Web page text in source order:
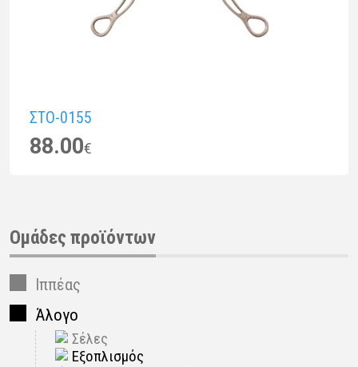
ΣTO-0155
88.00€
Ομάδες προϊόντων
Ιππέας
Άλογο
Σέλες
Εξοπλισμός